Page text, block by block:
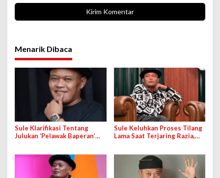
Menarik Dibaca
Sule Klarifikasi Tentang
Julukan ‘Pelawak Baperan’
Sule Keluhkan Proses Tilang
Lama Saat Terjaring Razia,